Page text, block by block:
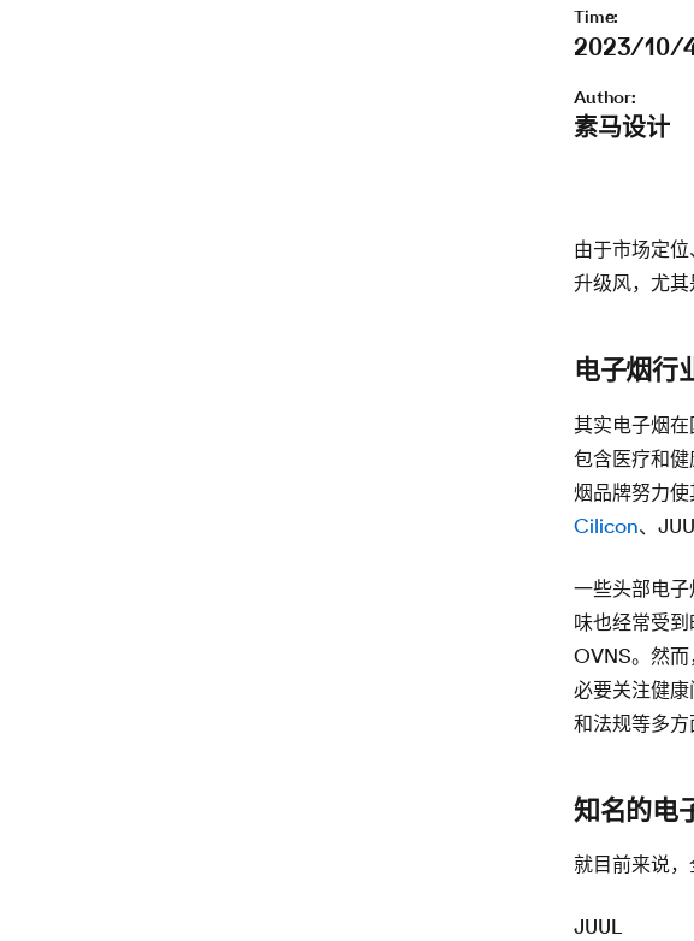
Time:
2023/10/
Author:
素马设计
由于市场定
升级风，尤其
电子烟行
其实电子烟
包含医疗和
烟品牌努力
Cilicon、
一些头部电
味也经常受
OVNS。然而
必要关注健
和法规等多方
知名的电
就目前来说
JUUL